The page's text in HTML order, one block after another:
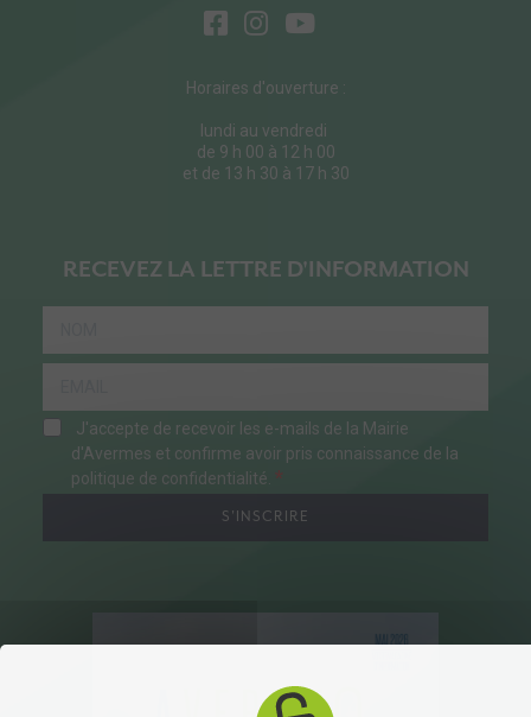
Horaires d'ouverture :
lundi au vendredi
de 9 h 00 à 12 h 00
et de 13 h 30 à 17 h 30
RECEVEZ LA LETTRE D'INFORMATION
J'accepte de recevoir les e-mails de la Mairie
d'Avermes et confirme avoir pris connaissance de la
politique de confidentialité.
S'INSCRIRE